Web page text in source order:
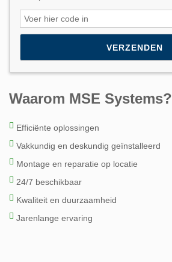
Waarom MSE Systems?
Efficiënte oplossingen
Vakkundig en deskundig geïnstalleerd
Montage en reparatie op locatie
24/7 beschikbaar
Kwaliteit en duurzaamheid
Jarenlange ervaring